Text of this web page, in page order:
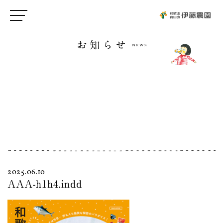
お知らせ
2025.06.10
AAA-h1h4.indd